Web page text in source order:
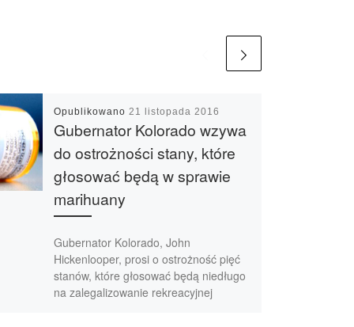
Opublikowano 21 listopada 2016
Gubernator Kolorado wzywa
do ostrożności stany, które
głosować będą w sprawie
marihuany
Gubernator Kolorado, John
Hickenlooper, prosi o ostrożność pięć
stanów, które głosować będą niedługo
na zalegalizowanie rekreacyjnej